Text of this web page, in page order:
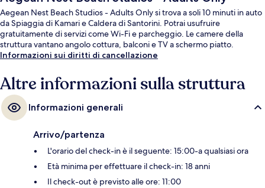
Aegean Nest Beach Studios - Adults Only si trova a soli 10 minuti in auto
da Spiaggia di Kamari e Caldera di Santorini. Potrai usufruire
gratuitamente di servizi come Wi-Fi e parcheggio. Le camere della
struttura vantano angolo cottura, balconi e TV a schermo piatto.
Informazioni sui diritti di cancellazione
Altre informazioni sulla struttura
Informazioni generali
Arrivo/partenza
L'orario del check-in è il seguente: 15:00-a qualsiasi ora
Età minima per effettuare il check-in: 18 anni
Il check-out è previsto alle ore: 11:00